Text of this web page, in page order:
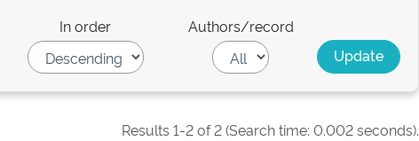
In order Authors/record
Results 1-2 of 2 (Search time: 0.002 seconds).